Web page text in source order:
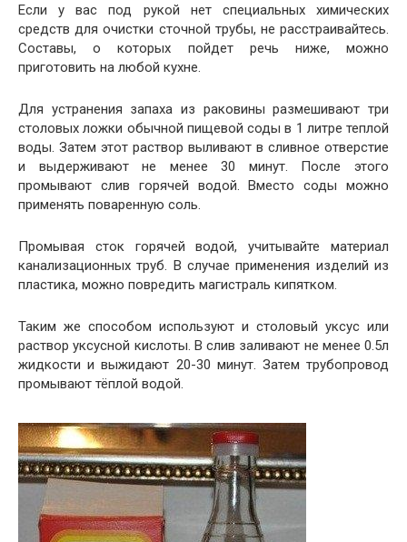
Если у вас под рукой нет специальных химических
средств для очистки сточной трубы, не расстраивайтесь.
Составы, о которых пойдет речь ниже, можно
приготовить на любой кухне.
Для устранения запаха из раковины размешивают три
столовых ложки обычной пищевой соды в 1 литре теплой
воды. Затем этот раствор выливают в сливное отверстие
и выдерживают не менее 30 минут. После этого
промывают слив горячей водой. Вместо соды можно
применять поваренную соль.
Промывая сток горячей водой, учитывайте материал
канализационных труб. В случае применения изделий из
пластика, можно повредить магистраль кипятком.
Таким же способом используют и столовый уксус или
раствор уксусной кислоты. В слив заливают не менее 0.5л
жидкости и выжидают 20-30 минут. Затем трубопровод
промывают тёплой водой.